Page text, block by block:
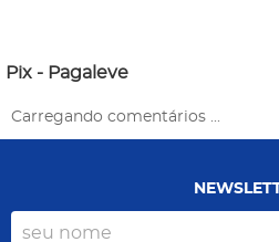
Pix - Pagaleve
Carregando comentários ...